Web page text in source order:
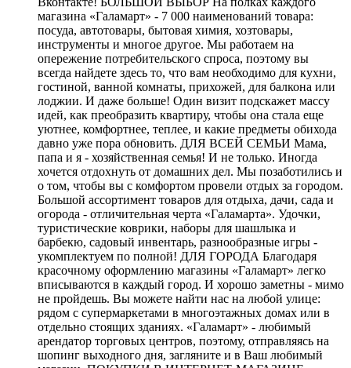
магазина «Галамарт» - 7 000 наименований товара:
посуда, автотовары, бытовая химия, хозтовары,
инструменты и многое другое. Мы работаем на
опережение потребительского спроса, поэтому вы
всегда найдете здесь то, что вам необходимо для кухни,
гостиной, ванной комнаты, прихожей, для балкона или
лоджии. И даже больше! Один визит подскажет массу
идей, как преобразить квартиру, чтобы она стала еще
уютнее, комфортнее, теплее, и какие предметы обихода
давно уже пора обновить. ДЛЯ ВСЕЙ СЕМЬИ Мама,
папа и я - хозяйственная семья! И не только. Иногда
хочется отдохнуть от домашних дел. Мы позаботились и
о том, чтобы вы с комфортом провели отдых за городом.
Большой ассортимент товаров для отдыха, дачи, сада и
огорода - отличительная черта «Галамарта». Удочки,
туристические коврики, наборы для шашлыка и
барбекю, садовый инвентарь, разнообразные игры -
укомплектуем по полной! ДЛЯ ГОРОДА Благодаря
красочному оформлению магазины «Галамарт» легко
вписываются в каждый город. И хорошо заметны - мимо
не пройдешь. Вы можете найти нас на любой улице:
рядом с супермаркетами в многоэтажных домах или в
отдельно стоящих зданиях. «Галамарт» - любимый
арендатор торговых центров, поэтому, отправляясь на
шопинг выходного дня, загляните и в Ваш любимый